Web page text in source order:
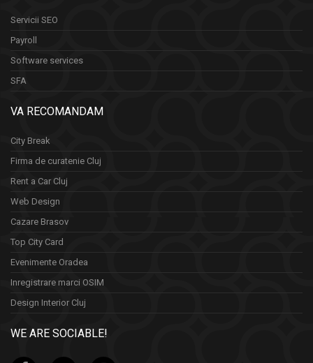
Servicii SEO
Payroll
Software services
SFA
VA RECOMANDAM
City Break
Firma de curatenie Cluj
Rent a Car Cluj
Web Design
Cazare Brasov
Top City Card
Evenimente Oradea
Inregistrare marci OSIM
Design Interior Cluj
WE ARE SOCIABLE!